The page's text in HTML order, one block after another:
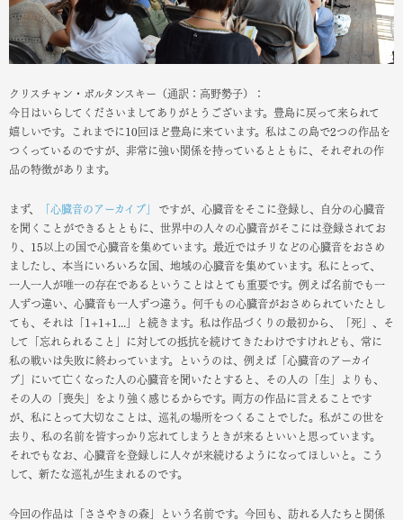
クリスチャン・ボルタンスキー（通訳：高野勢子）：
今日はいらしてくださいましてありがとうございます。豊島に戻って来られて
嬉しいです。これまでに10回ほど豊島に来ています。私はこの島で2つの作品を
つくっているのですが、非常に強い関係を持っているとともに、それぞれの作
品の特徴があります。
まず、 「心臓音のアーカイブ」 ですが、心臓音をそこに登録し、自分の心臓音
を聞くことができるとともに、世界中の人々の心臓音がそこには登録されてお
り、15以上の国で心臓音を集めています。最近ではチリなどの心臓音をおさめ
ましたし、本当にいろいろな国、地域の心臓音を集めています。私にとって、
一人一人が唯一の存在であるということはとても重要です。例えば名前でも一
人ずつ違い、心臓音も一人ずつ違う。何千もの心臓音がおさめられていたとし
ても、それは「1+1+1...」と続きます。私は作品づくりの最初から、「死」、そ
して「忘れられること」に対しての抵抗を続けてきたわけですけれども、常に
私の戦いは失敗に終わっています。というのは、例えば「心臓音のアーカイ
ブ」にいて亡くなった人の心臓音を聞いたとすると、その人の「生」よりも、
その人の「喪失」をより強く感じるからです。両方の作品に言えることです
が、私にとって大切なことは、巡礼の場所をつくることでした。私がこの世を
去り、私の名前を皆すっかり忘れてしまうときが来るといいと思っています。
それでもなお、心臓音を登録しに人々が来続けるようになってほしいと。こう
して、新たな巡礼が生まれるのです。
今回の作品は「ささやきの森」という名前です。今回も、訪れる人たちと関係